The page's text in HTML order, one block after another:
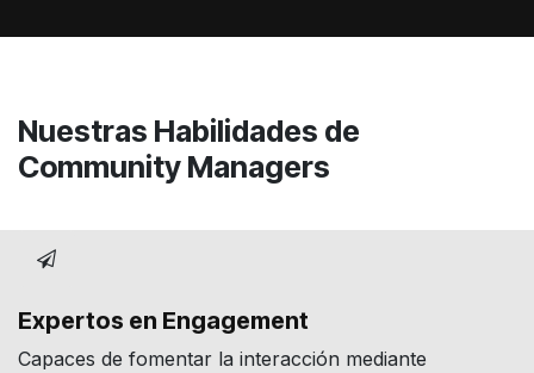
Nuestras Habilidades de
Community Managers
Expertos en Engagement
Capaces de fomentar la interacción mediante